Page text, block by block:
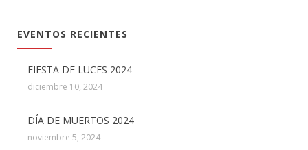
EVENTOS RECIENTES
FIESTA DE LUCES 2024
diciembre 10, 2024
DÍA DE MUERTOS 2024
noviembre 5, 2024